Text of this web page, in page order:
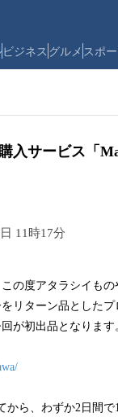
ビジネス グルメ スポ
⼊サービス「
11時17分
の度アタラシイも
リターン品とした
が初出品となります
から、わずか2日間